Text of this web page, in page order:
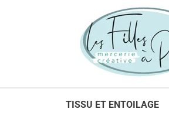
TISSU ET ENTOILAGE